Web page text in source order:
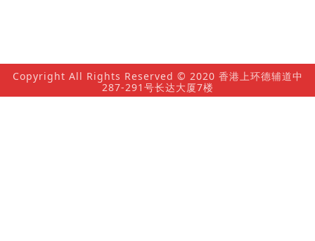
Copyright All Rights Reserved © 2020 香港上环德辅道中
287-291号长达大厦7楼